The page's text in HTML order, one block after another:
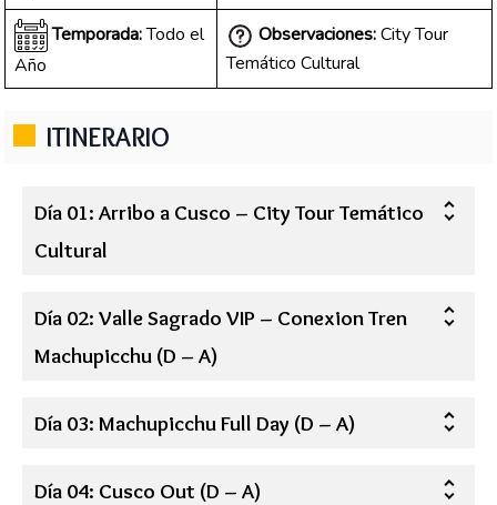
Temporada:Todo el
Año
Observaciones:City Tour
Temático Cultural
ITINERARIO
Día 01: Arribo a Cusco – City Tour Temático
Cultural
Día 02: Valle Sagrado VIP – Conexion Tren
Machupicchu (D – A)
Día 03: Machupicchu Full Day (D – A)
Día 04: Cusco Out (D – A)